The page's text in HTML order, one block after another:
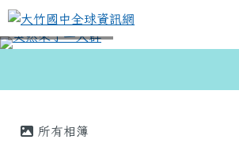
跳至主內容區
大竹國中全球資訊網
所有相簿